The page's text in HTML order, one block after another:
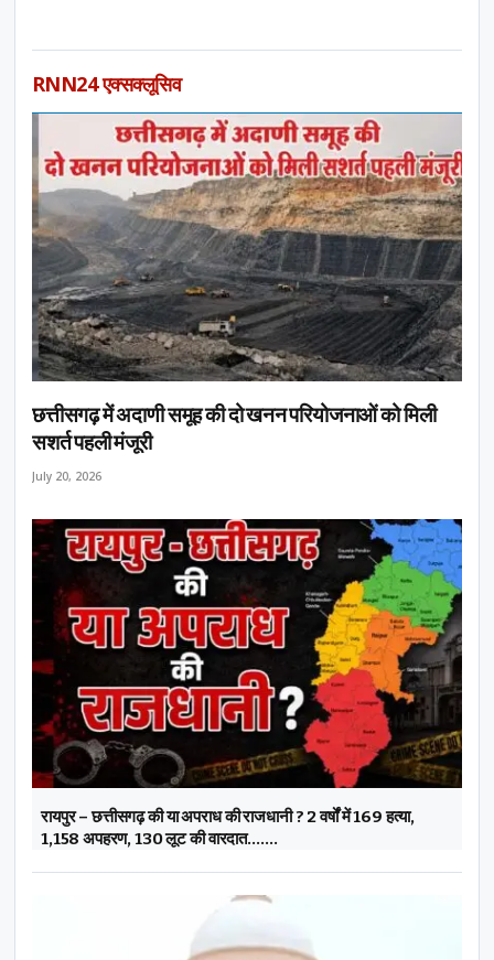
RNN24 एक्सक्लूसिव
छत्तीसगढ़ में अदाणी समूह की दो खनन परियोजनाओं को मिली
सशर्त पहली मंजूरी
July 20, 2026
रायपुर – छत्तीसगढ़ की या अपराध की राजधानी ? 2 वर्षों में 169 हत्या,
1,158 अपहरण, 130 लूट की वारदात…….